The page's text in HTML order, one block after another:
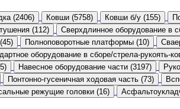
(2406) Ковши (5758) Ковши б/у (155)
(112) Сверхдлинное оборудование в
Полноповоротные платформы (10)
оборудование в сборе/стрела-рукоять-
Навесное оборудование части (3197)
Понтонно-гусеничная ходовая часть (73)
режущие головки (16)